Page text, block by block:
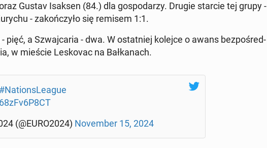
Gustav Isaksen (84.) dla go­spo­da­rzy. Drugie starcie tej grupy -
- za­koń­czy­ło się remisem 1:1.
pięć, a Szwaj­ca­ria - dwa. W ostat­niej kolejce o awans bez­po­śred­
w mieście Le­sko­vac na Bał­ka­nach.
(@EURO2024) No­vem­ber 15, 2024